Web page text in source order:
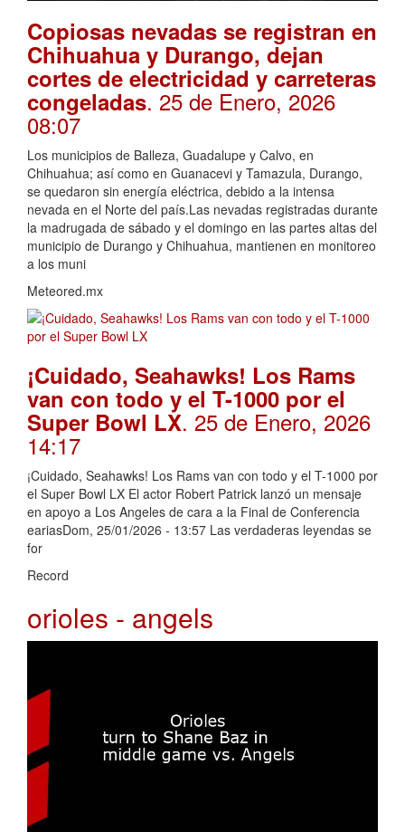
Copiosas nevadas se registran en
Chihuahua y Durango, dejan
cortes de electricidad y carreteras
congeladas. 25 de Enero, 2026
08:07
Los municipios de Balleza, Guadalupe y Calvo, en
Chihuahua; así como en Guanacevi y Tamazula, Durango,
se quedaron sin energía eléctrica, debido a la intensa
nevada en el Norte del país.Las nevadas registradas durante
la madrugada de sábado y el domingo en las partes altas del
municipio de Durango y Chihuahua, mantienen en monitoreo
a los muni
Meteored.mx
¡Cuidado, Seahawks! Los Rams
van con todo y el T-1000 por el
Super Bowl LX. 25 de Enero, 2026
14:17
¡Cuidado, Seahawks! Los Rams van con todo y el T-1000 por
el Super Bowl LX El actor Robert Patrick lanzó un mensaje
en apoyo a Los Angeles de cara a la Final de Conferencia
eariasDom, 25/01/2026 - 13:57 Las verdaderas leyendas se
for
Record
orioles - angels